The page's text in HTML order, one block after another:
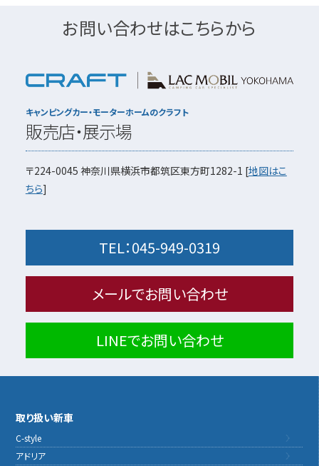
お問い合わせはこちらから
キャンピングカー・モーターホームのクラフト
販売店・展示場
〒224-0045 神奈川県横浜市都筑区東方町1282-1 [地図はこ
ちら]
TEL：045-949-0319
メールでお問い合わせ
LINEでお問い合わせ
取り扱い新車
C-style
アドリア